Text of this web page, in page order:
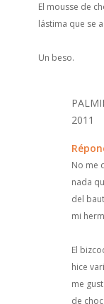
El mousse de
lástima que se
Un beso.
2011
No me
nada
del
mi
El
hice
me
de